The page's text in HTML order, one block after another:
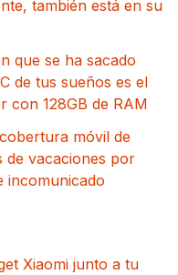
también está en su
que se ha sacado
de tus sueños es el
con 128GB de RAM
móvil de
de vacaciones por
incomunicado
Xiaomi junto a tu